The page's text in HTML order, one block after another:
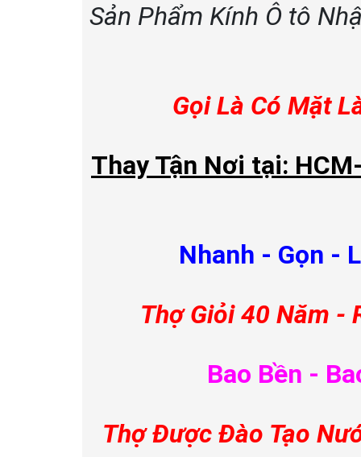
Sản Phẩm Kính Ô tô
Gọi Là Có Mặt
Thay Tận Nơi tại:
Nhanh - Gọn -
Thợ Giỏi 40 Năm -
Bao Bền -
Thợ Được Đào Tạo